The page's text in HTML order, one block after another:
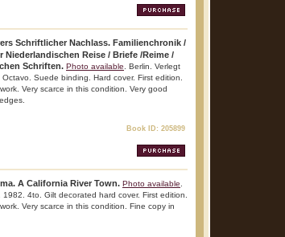
Schriftlicher Nachlass. Familienchronik /
Niederlandischen Reise / Briefe /Reime /
Schriften. Photo available . Berlin. Verlegt
Suede binding. Hard cover. First edition.
Very scarce in this condition. Very good
Book ID: 205899
A California River Town. Photo available
4to. Gilt decorated hard cover. First edition.
Very scarce in this condition. Fine copy in